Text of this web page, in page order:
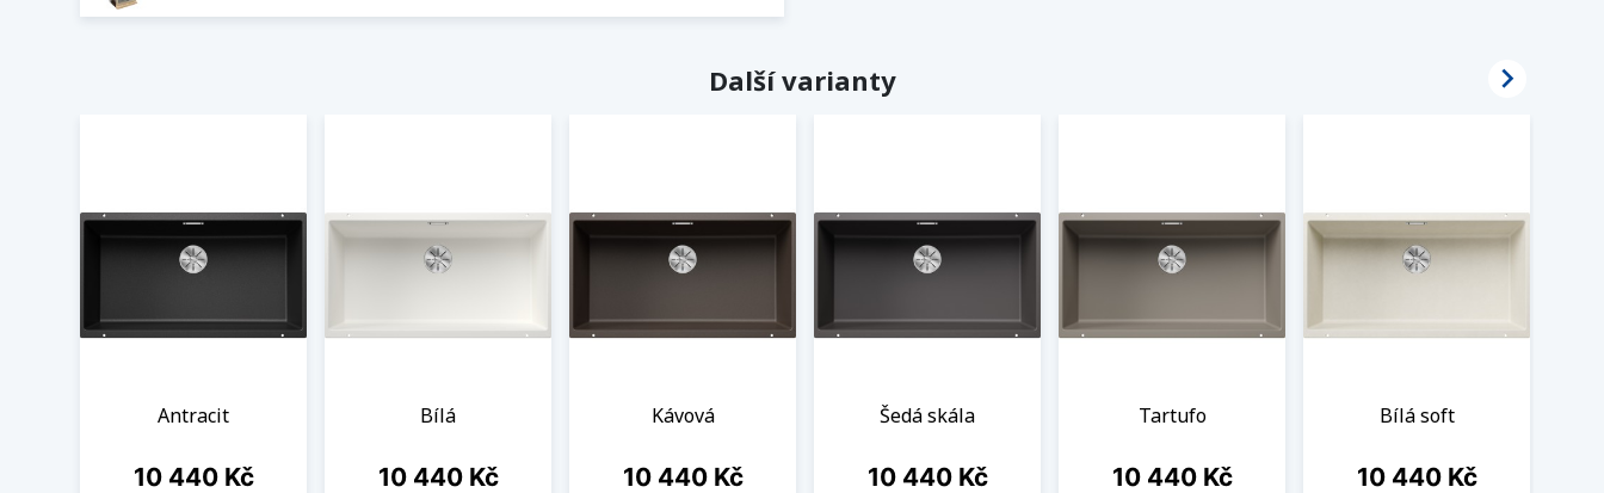
Další varianty
Antracit
Cena
10 440 Kč
Bílá
Cena
10 440 Kč
Kávová
Cena
10 440 Kč
Šedá skála
Cena
10 440 Kč
Tartufo
Cena
10 440 Kč
Bílá soft
Cena
10 440 Kč
